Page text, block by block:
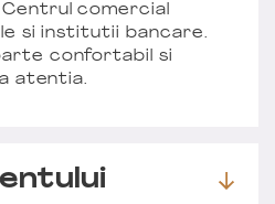
comercial
si institutii bancare.
confortabil si
atentia.